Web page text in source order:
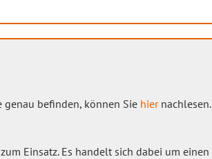
befinden, können Sie hiernachlesen.
Einsatz. Es handelt sich dabei um einen